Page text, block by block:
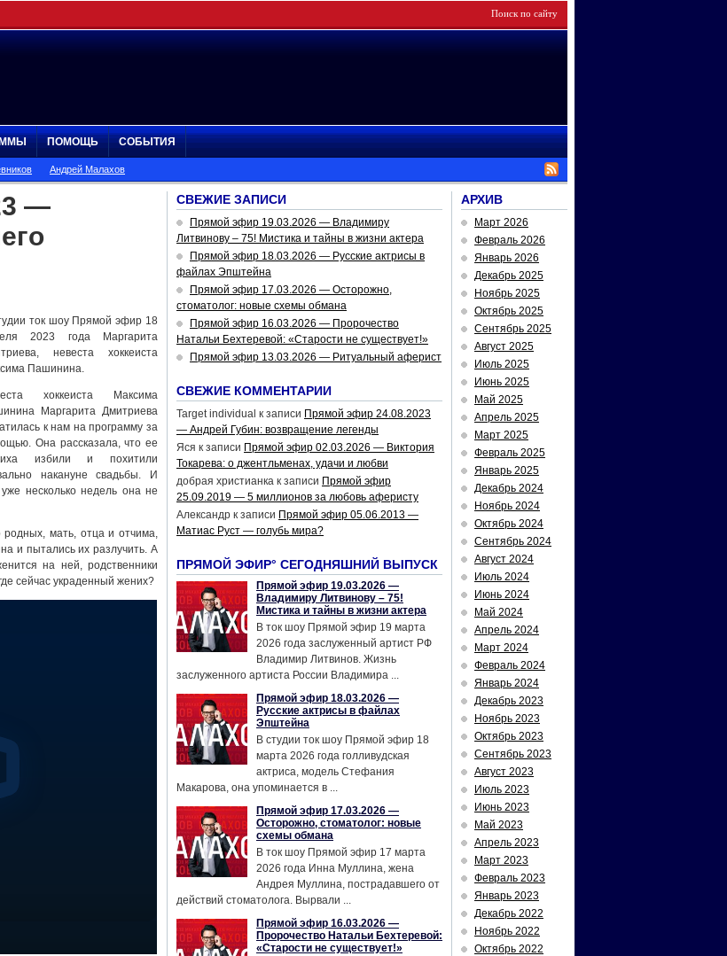
ПОМОЩЬ СОБЫТИЯ
Андрей Малахов
—
ток шоу Прямой эфир 18
2023 года Маргарита
невеста хоккеиста
Пашинина.
хоккеиста Максима
Маргарита Дмитриева
к нам на программу за
Она рассказала, что ее
избили и похитили
накануне свадьбы. И
уже несколько недель она не
мать, отца и отчима,
и пытались их разлучить. А
на ней, родственники
сейчас украденный жених?
СВЕЖИЕ ЗАПИСИ
Прямой эфир 19.03.2026 — Владимиру
Литвинову – 75! Мистика и тайны в жизни актера
Прямой эфир 18.03.2026 — Русские актрисы в
файлах Эпштейна
Прямой эфир 17.03.2026 — Осторожно,
стоматолог: новые схемы обмана
Прямой эфир 16.03.2026 — Пророчество
Натальи Бехтеревой: «Старости не существует!»
Прямой эфир 13.03.2026 — Ритуальный аферист
СВЕЖИЕ КОММЕНТАРИИ
Target individual к записи Прямой эфир 24.08.2023
— Андрей Губин: возвращение легенды
Яся к записи Прямой эфир 02.03.2026 — Виктория
Токарева: о джентльменах, удачи и любви
добрая христианка к записи Прямой эфир
25.09.2019 — 5 миллионов за любовь аферисту
Александр к записи Прямой эфир 05.06.2013 —
Матиас Руст — голубь мира?
ПРЯМОЙ ЭФИР° СЕГОДНЯШНИЙ ВЫПУСК
Прямой эфир 19.03.2026 —
Владимиру Литвинову – 75!
Мистика и тайны в жизни актера
В ток шоу Прямой эфир 19 марта
2026 года заслуженный артист РФ
Владимир Литвинов. Жизнь
заслуженного артиста России Владимира ...
Прямой эфир 18.03.2026 —
Русские актрисы в файлах
Эпштейна
В студии ток шоу Прямой эфир 18
марта 2026 года голливудская
актриса, модель Стефания
Макарова, она упоминается в ...
Прямой эфир 17.03.2026 —
Осторожно, стоматолог: новые
схемы обмана
В ток шоу Прямой эфир 17 марта
2026 года Инна Муллина, жена
Андрея Муллина, пострадавшего от
действий стоматолога. Вырвали ...
Прямой эфир 16.03.2026 —
Пророчество Натальи Бехтеревой:
«Старости не существует!»
АРХИВ
Март 2026
Февраль 2026
Январь 2026
Декабрь 2025
Ноябрь 2025
Октябрь 2025
Сентябрь 2025
Август 2025
Июль 2025
Июнь 2025
Май 2025
Апрель 2025
Март 2025
Февраль 2025
Январь 2025
Декабрь 2024
Ноябрь 2024
Октябрь 2024
Сентябрь 2024
Август 2024
Июль 2024
Июнь 2024
Май 2024
Апрель 2024
Март 2024
Февраль 2024
Январь 2024
Декабрь 2023
Ноябрь 2023
Октябрь 2023
Сентябрь 2023
Август 2023
Июль 2023
Июнь 2023
Май 2023
Апрель 2023
Март 2023
Февраль 2023
Январь 2023
Декабрь 2022
Ноябрь 2022
Октябрь 2022